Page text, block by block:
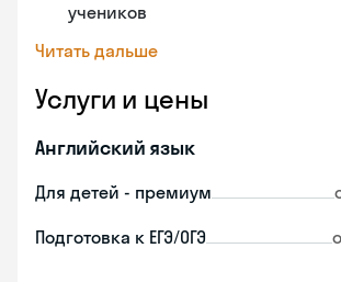
учеников
Читать дальше
Услуги и цены
Английский язык
Для детей - премиум
Подготовка к ЕГЭ/ОГЭ